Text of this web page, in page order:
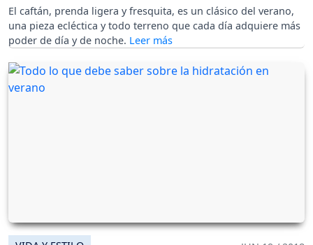
El caftán, prenda ligera y fresquita, es un clásico del verano,
una pieza ecléctica y todo terreno que cada día adquiere más
poder de día y de noche.